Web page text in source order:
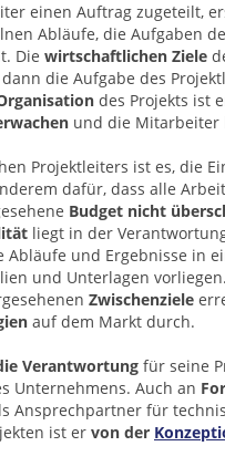
einen Auftrag zugeteilt,
Abläufe, die Aufgaben
Die wirtschaftlichen Ziele
die Aufgabe des
des Projekts ist
und die Mitarbeiter
Projektleiters ist es, die
dafür, dass alle
Budget nicht
liegt in der
und Ergebnisse in
und Unterlagen
Zwischenziele
auf dem Markt durch.
Verantwortung für seine
Unternehmens. Auch an
Ansprechpartner für
ist er von der